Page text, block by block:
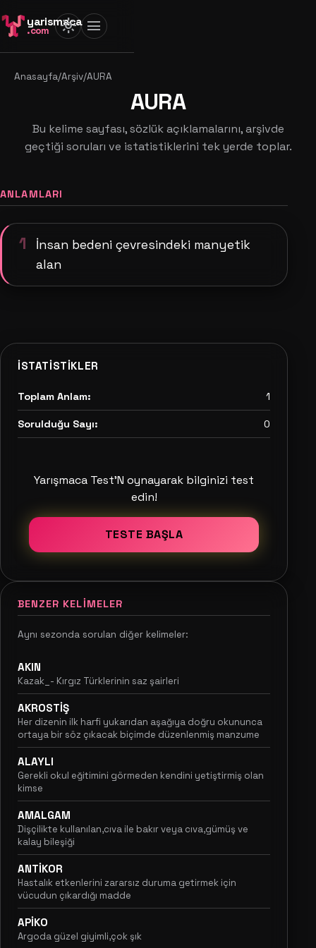
yarismaca
.com light_mode menu
Anasayfa/Arşiv/AURA
AURA
Bu kelime sayfası, sözlük açıklamalarını, arşivde
geçtiği soruları ve istatistiklerini tek yerde toplar.
ANLAMLARI
1
İnsan bedeni çevresindeki manyetik
alan
İSTATISTIKLER
Toplam Anlam: 1
Sorulduğu Sayı: 0
Yarışmaca Test'N oynayarak bilginizi test
edin!
TESTE BAŞLA
BENZER KELIMELER
Aynı sezonda sorulan diğer kelimeler:
AKIN
Kazak_- Kırgız Türklerinin saz şairleri
AKROSTİŞ
Her dizenin ilk harfi yukarıdan aşağıya doğru okununca
ortaya bir söz çıkacak biçimde düzenlenmiş manzume
ALAYLI
Gerekli okul eğitimini görmeden kendini yetiştirmiş olan
kimse
AMALGAM
Dişçilikte kullanılan,cıva ile bakır veya cıva,gümüş ve
kalay bileşiği
ANTİKOR
Hastalık etkenlerini zararsız duruma getirmek için
vücudun çıkardığı madde
APİKO
Argoda güzel giyimli,çok şık